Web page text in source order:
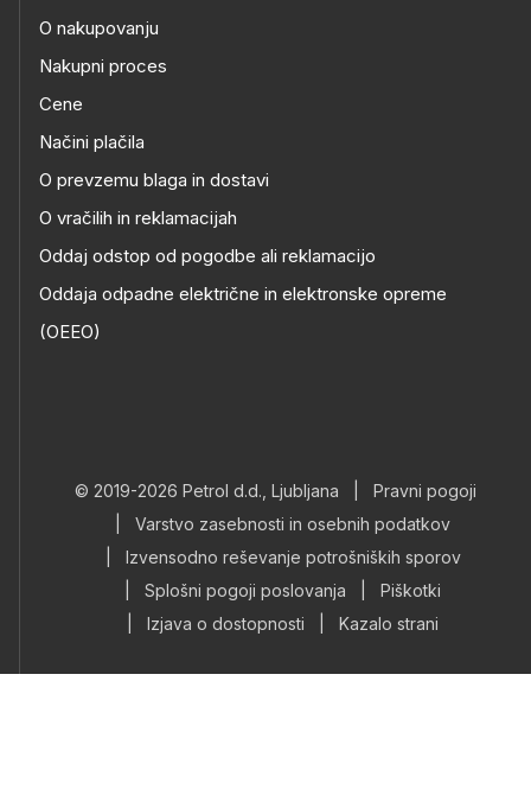
O nakupovanju
Nakupni proces
Cene
Načini plačila
O prevzemu blaga in dostavi
O vračilih in reklamacijah
Oddaj odstop od pogodbe ali reklamacijo
Oddaja odpadne električne in elektronske opreme
(OEEO)
© 2019-2026 Petrol d.d., Ljubljana
Pravni pogoji
Varstvo zasebnosti in osebnih podatkov
Izvensodno reševanje potrošniških sporov
Splošni pogoji poslovanja
Piškotki
Izjava o dostopnosti Kazalo strani